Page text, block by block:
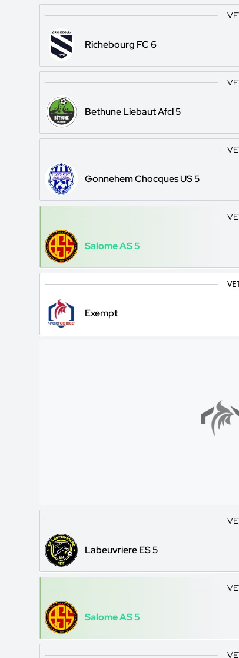
Richebourg FC 6
Bethune Liebaut Afcl 5
Gonnehem Chocques US 5
Salome AS 5
Exempt
Labeuvriere ES 5
Salome AS 5